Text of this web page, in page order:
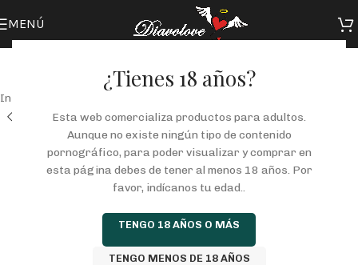
¿Tienes 18 años?
Esta web comercializa productos para adultos.
Aunque no existe ningún tipo de contenido
pornográfico, para poder visualizar y comprar en
esta página debes de tener al menos 18 años. Por
favor, indícanos tu edad..
TENGO 18 AÑOS O MÁS
TENGO MENOS DE 18 AÑOS
MENÚ
Inicio